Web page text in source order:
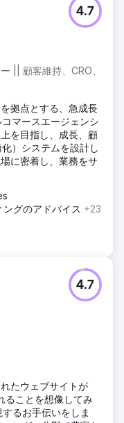
|| 顧客維持、CRO、
4.7
拠点とする、急成長
マースエージェンシ
を目指し、成長、顧
）システムを設計し
に密着し、業務をサ
グのアドバイス +23
4.7
たウェブサイトが
ることを想像してみ
るお手伝いをしま